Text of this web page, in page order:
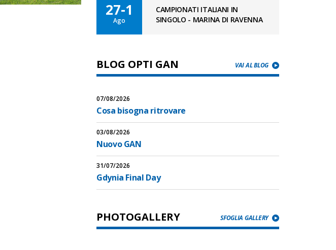
27-1
Ago
CAMPIONATI ITALIANI IN
SINGOLO - MARINA DI RAVENNA
BLOG OPTI GAN VAI AL BLOG
07/08/2026
Cosa bisogna ritrovare
03/08/2026
Nuovo GAN
31/07/2026
Gdynia Final Day
PHOTOGALLERY SFOGLIA GALLERY